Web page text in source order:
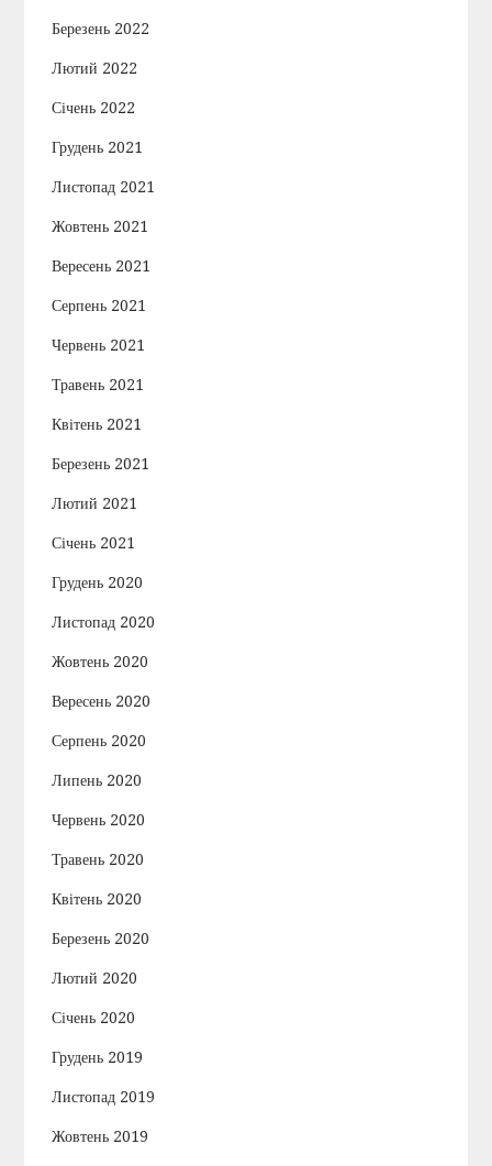
Березень 2022
Лютий 2022
Січень 2022
Грудень 2021
Листопад 2021
Жовтень 2021
Вересень 2021
Серпень 2021
Червень 2021
Травень 2021
Квітень 2021
Березень 2021
Лютий 2021
Січень 2021
Грудень 2020
Листопад 2020
Жовтень 2020
Вересень 2020
Серпень 2020
Липень 2020
Червень 2020
Травень 2020
Квітень 2020
Березень 2020
Лютий 2020
Січень 2020
Грудень 2019
Листопад 2019
Жовтень 2019